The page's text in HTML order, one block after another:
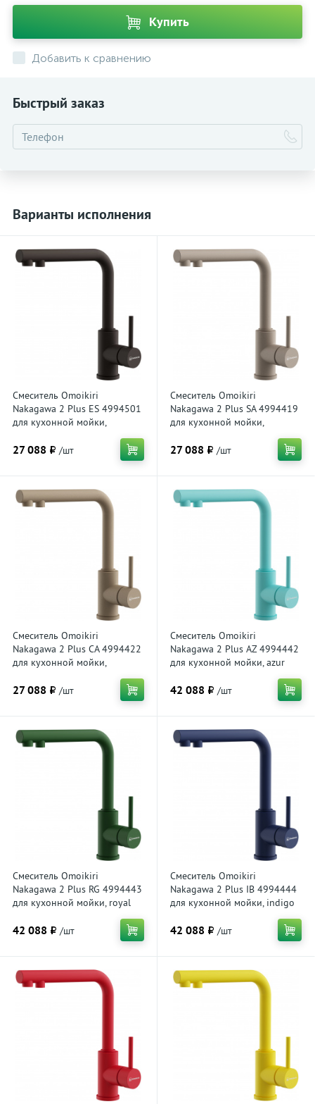
Купить
Добавить к сравнению
Быстрый заказ
Варианты исполнения
Смеситель Omoikiri
Nakagawa 2 Plus ES 4994501
для кухонной мойки,
27 088 ₽ /шт
Смеситель Omoikiri
Nakagawa 2 Plus SA 4994419
для кухонной мойки,
27 088 ₽ /шт
Смеситель Omoikiri
Nakagawa 2 Plus CA 4994422
для кухонной мойки,
27 088 ₽ /шт
Смеситель Omoikiri
Nakagawa 2 Plus AZ 4994442
для кухонной мойки, azur
42 088 ₽ /шт
Смеситель Omoikiri
Nakagawa 2 Plus RG 4994443
для кухонной мойки, royal
42 088 ₽ /шт
Смеситель Omoikiri
Nakagawa 2 Plus IB 4994444
для кухонной мойки, indigo
42 088 ₽ /шт